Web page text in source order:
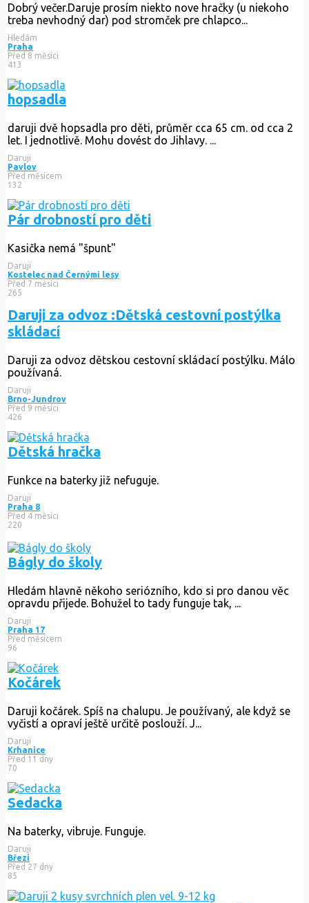
Dobrý večer.Daruje prosím niekto nove hračky (u niekoho
treba nevhodný dar) pod stromček pre chlapco...
Hledám
Praha
Před 8 měsíci
413
hopsadla
daruji dvě hopsadla pro děti, průměr cca 65 cm. od cca 2
let. I jednotlivě. Mohu dovést do Jihlavy. ...
Daruji
Pavlov
Před měsícem
132
Pár drobností pro děti
Kasička nemá "špunt"
Daruji
Kostelec nad Černými lesy
Před 7 měsíci
265
Daruji za odvoz :Dětská cestovní postýlka
skládací
Daruji za odvoz dětskou cestovní skládací postýlku. Málo
používaná.
Daruji
Brno-Jundrov
Před 9 měsíci
426
Dětská hračka
Funkce na baterky již nefuguje.
Daruji
Praha 8
Před 4 měsíci
220
Bágly do školy
Hledám hlavně někoho seriózního, kdo si pro danou věc
opravdu přijede. Bohužel to tady funguje tak, ...
Daruji
Praha 17
Před měsícem
96
Kočárek
Daruji kočárek. Spíš na chalupu. Je používaný, ale když se
vyčistí a opraví ještě určitě poslouží. J...
Daruji
Krhanice
Před 11 dny
70
Sedacka
Na baterky, vibruje. Funguje.
Daruji
Březí
Před 27 dny
85